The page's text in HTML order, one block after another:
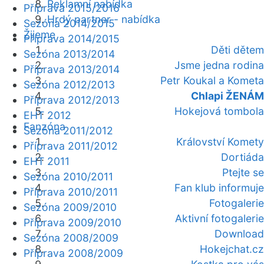
Reklamní nabídka
Hrdý partner - nabídka
Žijeme
Děti dětem
Jsme jedna rodina
Petr Koukal a Kometa
Chlapi ŽENÁM
Hokejová tombola
Fanzóna
Království Komety
Dortiáda
Ptejte se
Fan klub informuje
Fotogalerie
Aktivní fotogalerie
Download
Hokejchat.cz
Příprava 2015/2016
Sezóna 2014/2015
Příprava 2014/2015
Sezóna 2013/2014
Příprava 2013/2014
Sezóna 2012/2013
Příprava 2012/2013
EHT 2012
Sezóna 2011/2012
Příprava 2011/2012
EHT 2011
Sezóna 2010/2011
Příprava 2010/2011
Sezóna 2009/2010
Příprava 2009/2010
Sezóna 2008/2009
Příprava 2008/2009